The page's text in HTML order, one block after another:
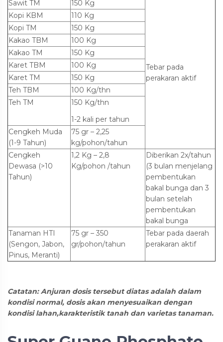
Sawit TM 150 Kg
Tebar pada
perakaran aktif
Kopi KBM
110 Kg
Kopi TM
150 Kg
Kakao TBM
100 Kg
Kakao TM
150 Kg
Karet TBM
100 Kg
Karet TM
150 Kg
Teh TBM
100 Kg/thn
Teh TM
150 Kg/thn
1-2 kali per tahun
Cengkeh Muda
(1-9 Tahun)
75 gr – 2,25
kg/pohon/tahun
Cengkeh
Dewasa (>10
Tahun)
1,2 Kg – 2,8
Kg/pohon /tahun
Diberikan 2x/tahun
(3 bulan menjelang
pembentukan
bakal bunga dan 3
bulan setelah
pembentukan
bakal bunga
Tanaman HTI
(Sengon, Jabon,
Pinus, Meranti)
75 gr – 350
gr/pohon/tahun
Tebar pada daerah
perakaran aktif
Catatan: Anjuran dosis tersebut diatas adalah dalam
kondisi normal, dosis akan menyesuaikan dengan
kondisi lahan,karakteristik tanah dan varietas tanaman.